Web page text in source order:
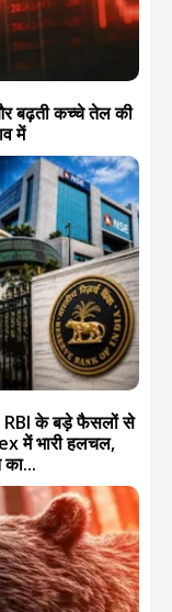
बढ़ती कच्चे तेल की
में
के बड़े फैसलों से
में भारी हलचल,